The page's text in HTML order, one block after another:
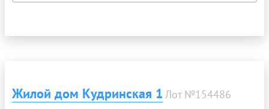
Жилой дом Кудринская 1 Лот №154486